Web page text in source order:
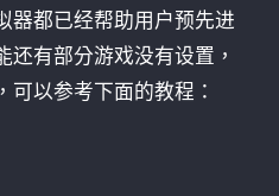
器都已经帮助用户预先进
有部分游戏没有设置，
以参考下面的教程：